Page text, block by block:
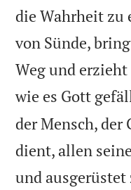
die Wahrheit zu
von Sünde,
Weg und
wie es Gott
der Mensch,
dient, allen
und ausgerüstet